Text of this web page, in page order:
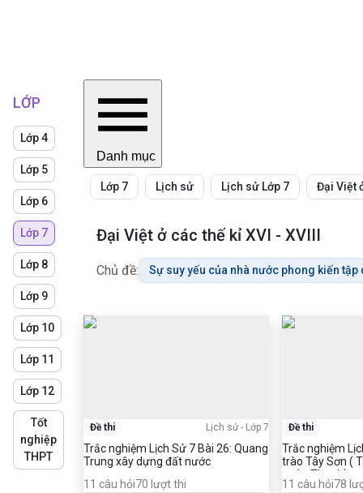
LỚP
Lớp 4
Lớp 5
Lớp 6
Lớp 7
Lớp 8
Lớp 9
Lớp 10
Lớp 11
Lớp 12
Tốt
nghiệp
THPT
Danh mục
Lớp 7 Lịch sử Lịch sử Lớp 7 Đại Việt
Đại Việt ở các thế kỉ XVI - XVIII
Chủ đề: Sự suy yếu của nhà nước phong kiến tập
Đề thi Lịch sử- Lớp 7
Trắc nghiệm Lịch Sử 7 Bài 26: Quang
Trung xây dựng đất nước
11 câu hỏi70 lượt thi
Đề thi
Trắc nghiệm
trào Tây Sơn (
quân Thanh)
11 câu hỏi78